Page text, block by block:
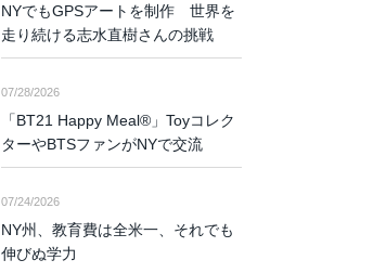
NYでもGPSアートを制作 世界を
走り続ける志水直樹さんの挑戦
07/28/2026
「BT21 Happy Meal®」Toyコレク
ターやBTSファンがNYで交流
07/24/2026
NY州、教育費は全米一、それでも
伸びぬ学力